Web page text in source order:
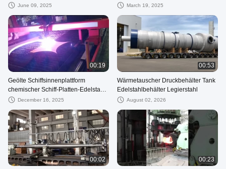
June 09, 2025
Windturbine Hauptwelle
March 19, 2025
00:19
Geölte Schiffsinnenplattform
chemischer Schiff-Platten-Edelstahl-
verbiegende Platte durch Art
December 16, 2025
00:53
Wärmetauscher Druckbehälter Tank
Edelstahlbehälter Legierstahl
August 02, 2026
00:02 00:23